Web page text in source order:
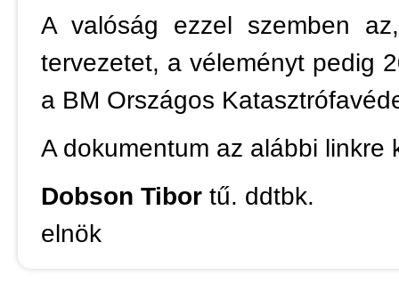
A valóság ezzel szemben
tervezetet, a véleményt pedig
a BM Országos
A dokumentum az alábbi linkre
Dobson Tibor tű. ddtbk.
elnök